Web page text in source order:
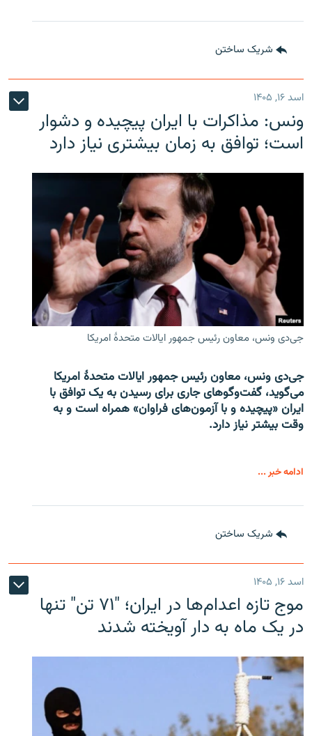
شریک ساختن
اسد ۱۶, ۱۴۰۵
ونس: مذاکرات با ایران پیچیده و دشوار
است؛ توافق به زمان بیشتری نیاز دارد
جی‌دی ونس، معاون رئیس جمهور ایالات متحدۀ امریکا
جی‌دی ونس، معاون رئیس جمهور ایالات متحدۀ امریکا
می‌گوید، گفت‌وگوهای جاری برای رسیدن به یک توافق با
ایران «پیچیده و با آزمون‌های فراوان» همراه است و به
وقت بیشتر نیاز دارد.
ادامه خبر ...
شریک ساختن
اسد ۱۶, ۱۴۰۵
موج تازه اعدام‌ها در ایران؛ "۷۱ تن" تنها
در یک ماه به دار آویخته شدند